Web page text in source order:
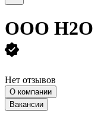
ООО H2O
Нет отзывов
О компании
Вакансии